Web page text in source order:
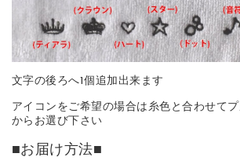
文字の後ろへ1個追加出来ます
アイコンをご希望の場合は糸色と合わせて
からお選び下さい
■お届け方法■